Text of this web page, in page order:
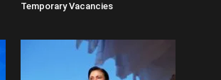
Temporary Vacancies